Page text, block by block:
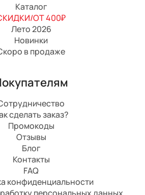
Каталог
ОТ 400₽
Лето 2026
Новинки
в продаже
сделать заказ?
Промокоды
Отзывы
Блог
Контакты
FAQ
конфиденциальности
персональных данных